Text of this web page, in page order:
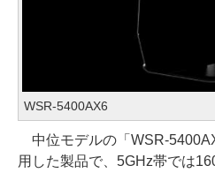
WSR-5400AX6
中位モデルの「WSR-
用した製品で、5GHz帯では